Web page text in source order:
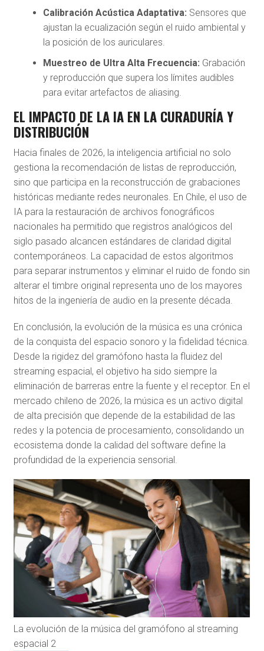
Calibración Acústica Adaptativa: Sensores que
ajustan la ecualización según el ruido ambiental y
la posición de los auriculares.
Muestreo de Ultra Alta Frecuencia: Grabación
y reproducción que supera los límites audibles
para evitar artefactos de aliasing.
EL IMPACTO DE LA IA EN LA CURADURÍA Y
DISTRIBUCIÓN
Hacia finales de 2026, la inteligencia artificial no solo
gestiona la recomendación de listas de reproducción,
sino que participa en la reconstrucción de grabaciones
históricas mediante redes neuronales. En Chile, el uso de
IA para la restauración de archivos fonográficos
nacionales ha permitido que registros analógicos del
siglo pasado alcancen estándares de claridad digital
contemporáneos. La capacidad de estos algoritmos
para separar instrumentos y eliminar el ruido de fondo sin
alterar el timbre original representa uno de los mayores
hitos de la ingeniería de audio en la presente década.
En conclusión, la evolución de la música es una crónica
de la conquista del espacio sonoro y la fidelidad técnica.
Desde la rigidez del gramófono hasta la fluidez del
streaming espacial, el objetivo ha sido siempre la
eliminación de barreras entre la fuente y el receptor. En el
mercado chileno de 2026, la música es un activo digital
de alta precisión que depende de la estabilidad de las
redes y la potencia de procesamiento, consolidando un
ecosistema donde la calidad del software define la
profundidad de la experiencia sensorial.
La evolución de la música del gramófono al streaming
espacial 2